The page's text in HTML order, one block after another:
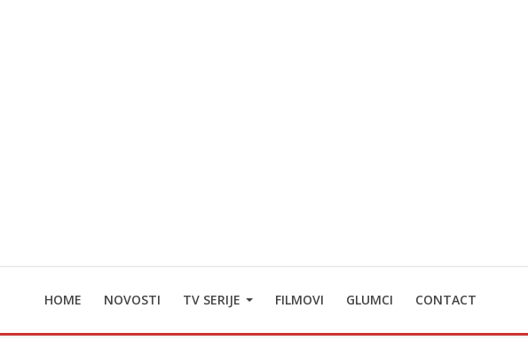
HOME NOVOSTI TV SERIJE FILMOVI GLUMCI CONTACT